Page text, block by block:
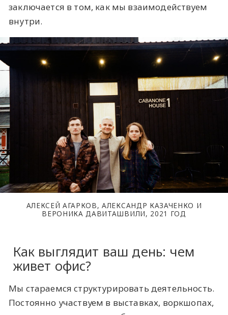
заключается в том, как мы взаимодействуем
внутри.
АЛЕКСЕЙ АГАРКОВ, АЛЕКСАНДР КАЗАЧЕНКО И
ВЕРОНИКА ДАВИТАШВИЛИ, 2021 ГОД
Как выглядит ваш день: чем
живет офис?
Мы стараемся структурировать деятельность.
Постоянно участвуем в выставках, воркшопах,